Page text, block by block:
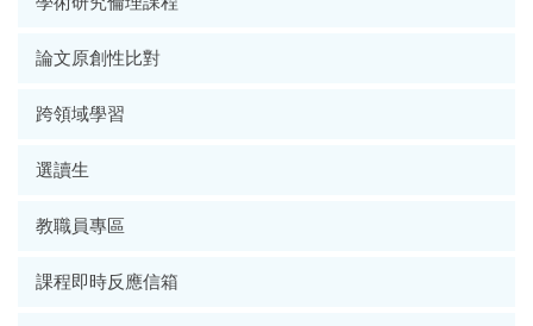
論文原創性比對
跨領域學習
選讀生
教職員專區
課程即時反應信箱